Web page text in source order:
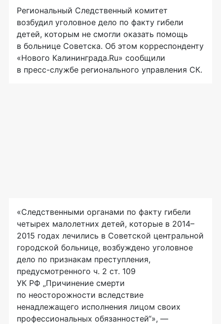
Региональный Следственный комитет
возбудил уголовное дело по факту гибели
детей, которым не смогли оказать помощь
в больнице Советска. Об этом корреспонденту
«Нового Калининграда.Ru» сообщили
в пресс-службе регионального управления СК.
«Следственными органами по факту гибели
четырех малолетних детей, которые в 2014–
2015 годах лечились в Советской центральной
городской больнице, возбуждено уголовное
дело по признакам преступления,
предусмотренного ч. 2 ст. 109
УК РФ „Причинение смерти
по неосторожности вследствие
ненадлежащего исполнения лицом своих
профессиональных обязанностей“», —